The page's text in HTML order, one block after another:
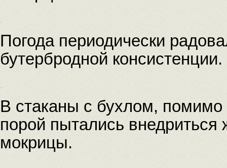
Погода периодически
бутербродной консистенции.
В стаканы с бухлом,
порой пытались
мокрицы.